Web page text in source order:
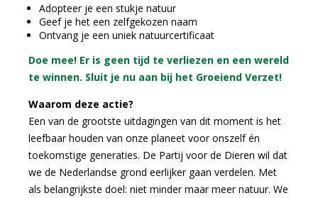
Adopteer je een stukje natuur
Geef je het een zelfgekozen naam
Ontvang je een uniek natuurcertificaat
Doe mee! Er is geen tijd te verliezen en een wereld
te winnen. Sluit je nu aan bij het Groeiend Verzet!
Waarom deze actie?
Een van de grootste uitdagingen van dit moment is het
leefbaar houden van onze planeet voor onszelf én
toekomstige generaties. De Partij voor de Dieren wil dat
we de Nederlandse grond eerlijker gaan verdelen. Met
als belangrijkste doel: niet minder maar meer natuur. We